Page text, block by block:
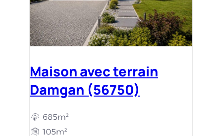
Maison avec terrain
Damgan (56750)
685m²
105m²